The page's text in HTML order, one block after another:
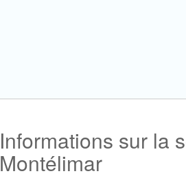
Informations sur la
Montélimar